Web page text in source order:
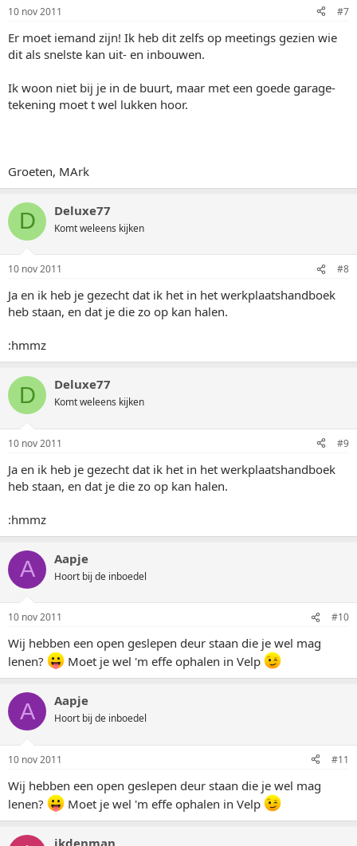
10 nov 2011 #7
Er moet iemand zijn! Ik heb dit zelfs op meetings gezien wie
dit als snelste kan uit- en inbouwen.
Ik woon niet bij je in de buurt, maar met een goede garage-
tekening moet t wel lukken hoor.
Groeten, MArk
D Deluxe77
Komt weleens kijken
10 nov 2011 #8
Ja en ik heb je gezecht dat ik het in het werkplaatshandboek
heb staan, en dat je die zo op kan halen.
:hmmz
D Deluxe77
Komt weleens kijken
10 nov 2011 #9
Ja en ik heb je gezecht dat ik het in het werkplaatshandboek
heb staan, en dat je die zo op kan halen.
:hmmz
A Aapje
Hoort bij de inboedel
10 nov 2011 #10
Wij hebben een open geslepen deur staan die je wel mag
lenen?
Moet je wel 'm effe ophalen in Velp
A Aapje
Hoort bij de inboedel
10 nov 2011 #11
Wij hebben een open geslepen deur staan die je wel mag
lenen?
Moet je wel 'm effe ophalen in Velp
ikdenman